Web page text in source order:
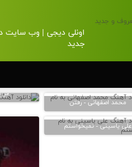
اونلی دیجی | وب سایت
جدید
محمد اصفهانی - رفتن
علی یاسینی - نمیخواستم